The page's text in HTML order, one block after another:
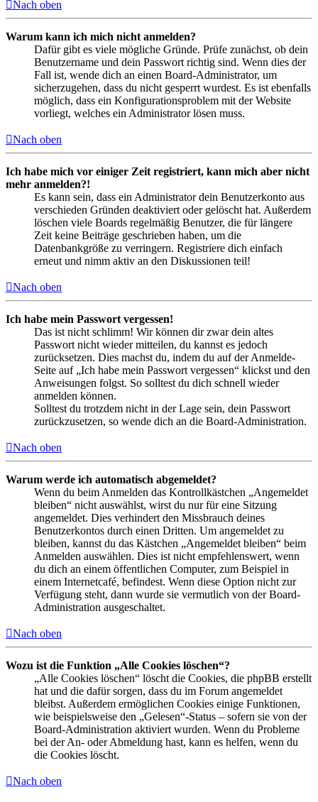
Nach oben
Warum kann ich mich nicht anmelden?
Dafür gibt es viele mögliche Gründe. Prüfe zunächst, ob dein
Benutzername und dein Passwort richtig sind. Wenn dies der
Fall ist, wende dich an einen Board-Administrator, um
sicherzugehen, dass du nicht gesperrt wurdest. Es ist ebenfalls
möglich, dass ein Konfigurationsproblem mit der Website
vorliegt, welches ein Administrator lösen muss.
Nach oben
Ich habe mich vor einiger Zeit registriert, kann mich aber nicht
mehr anmelden?!
Es kann sein, dass ein Administrator dein Benutzerkonto aus
verschieden Gründen deaktiviert oder gelöscht hat. Außerdem
löschen viele Boards regelmäßig Benutzer, die für längere
Zeit keine Beiträge geschrieben haben, um die
Datenbankgröße zu verringern. Registriere dich einfach
erneut und nimm aktiv an den Diskussionen teil!
Nach oben
Ich habe mein Passwort vergessen!
Das ist nicht schlimm! Wir können dir zwar dein altes
Passwort nicht wieder mitteilen, du kannst es jedoch
zurücksetzen. Dies machst du, indem du auf der Anmelde-
Seite auf „Ich habe mein Passwort vergessen“ klickst und den
Anweisungen folgst. So solltest du dich schnell wieder
anmelden können.
Solltest du trotzdem nicht in der Lage sein, dein Passwort
zurückzusetzen, so wende dich an die Board-Administration.
Nach oben
Warum werde ich automatisch abgemeldet?
Wenn du beim Anmelden das Kontrollkästchen „Angemeldet
bleiben“ nicht auswählst, wirst du nur für eine Sitzung
angemeldet. Dies verhindert den Missbrauch deines
Benutzerkontos durch einen Dritten. Um angemeldet zu
bleiben, kannst du das Kästchen „Angemeldet bleiben“ beim
Anmelden auswählen. Dies ist nicht empfehlenswert, wenn
du dich an einem öffentlichen Computer, zum Beispiel in
einem Internetcafé, befindest. Wenn diese Option nicht zur
Verfügung steht, dann wurde sie vermutlich von der Board-
Administration ausgeschaltet.
Nach oben
Wozu ist die Funktion „Alle Cookies löschen“?
„Alle Cookies löschen“ löscht die Cookies, die phpBB erstellt
hat und die dafür sorgen, dass du im Forum angemeldet
bleibst. Außerdem ermöglichen Cookies einige Funktionen,
wie beispielsweise den „Gelesen“-Status – sofern sie von der
Board-Administration aktiviert wurden. Wenn du Probleme
bei der An- oder Abmeldung hast, kann es helfen, wenn du
die Cookies löscht.
Nach oben